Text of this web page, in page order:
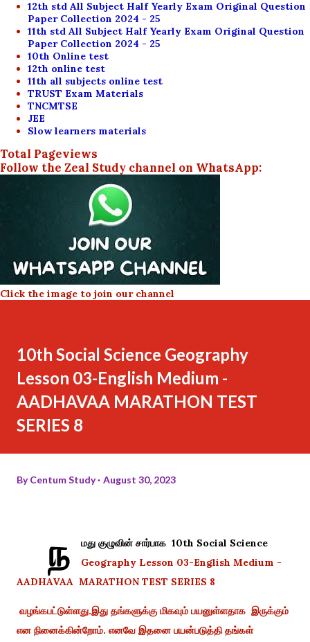
12th std All Subject Half Yearly Exam Original Question
Paper Collection 2024 - 25
11th std All Subject Half Yearly Exam Original Question
Paper Collection 2024 - 25
10th Online test
12th online test
11th all subjects online test
TRUST Exam Materials
TNCMTSE
JEE
Slow learners materials
Total Pageviews
Follow the Zeal Study channel on WhatsApp:
Click the image to join our channel
10th Social Science Geography
Lesson 03-English Medium -
AADHAVAA MARATHON TEST
SERIES 8
ByCentum Study August 30, 2023
ந
மது குழுவின் சார்பாக 10th Social Science
Geography Lesson 03-English Medium -
AADHAVAA MARATHON TEST SERIES 8
வழங்கபட்டுள்ளது.இது தங்களுக்கு மிகவும் பயனுள்ளதாக இருக்கும்
என நினைக்கின்றோம். எனவே இதனை பயன்படுத்தி தங்கள்